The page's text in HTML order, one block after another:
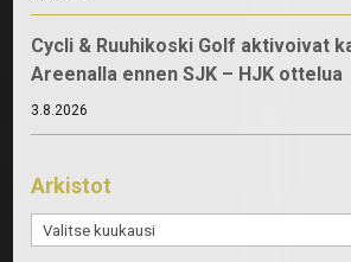
Cycli & Ruuhikoski Golf aktivoivat
Areenalla ennen SJK – HJK ottelua
3.8.2026
Arkistot
Arkistot